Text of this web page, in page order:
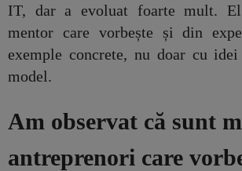
IT, dar a evoluat foarte mult.
mentor care vorbește și din
exemple concrete, nu doar cu
model.
Am observat că sunt
antreprenori care